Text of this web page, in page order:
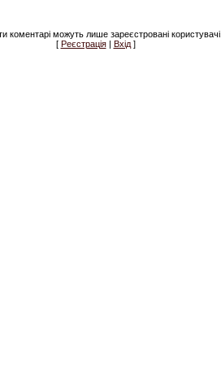
коментарі можуть лише зареєстровані користувачі.
[ Реєстрація| Вхід]